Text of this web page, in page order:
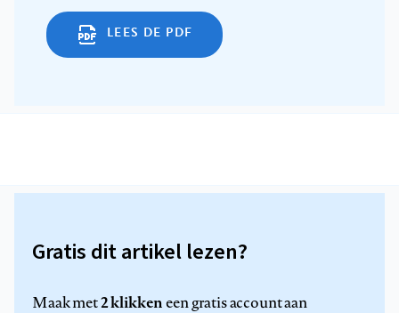
LEES DE PDF
Gratis dit artikel lezen?
Maak met2 klikkeneen gratis account aan